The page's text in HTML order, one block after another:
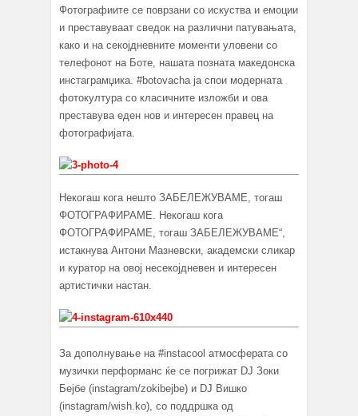
Фотографиите се поврзани со искуства и емоции
и преставуваат сведок на различни патувањата,
како и на секојдневните моменти уловени со
телефонот на Боте, нашата позната македонска
инстаграмџика. #botovacha ја спои модерната
фотокултура со класичните изложби и ова
преставува еден нов и интересен правец на
фотографијата.
Некогаш кога нешто ЗАБЕЛЕЖУВАМЕ, тогаш
ФОТОГРАФИРАМЕ. Некогаш кога
ФОТОГРАФИРАМЕ, тогаш ЗАБЕЛЕЖУВАМЕ“,
истакнува Антони Мазневски, академски сликар
и куратор на овој несекојдневен и интересен
артистички настан.
За дополнување на #instacool атмосферата со
музички перформанс ќе се погрижат DJ Зоки
Бејбе (instagram/zokibejbe) и DJ Вишко
(instagram/wish.ko), со поддршка од